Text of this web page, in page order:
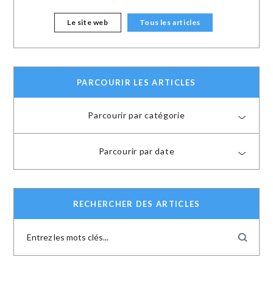
Le site web Tous les articles
PARCOURIR LES ARTICLES
Parcourir par catégorie
Parcourir par date
RECHERCHER DES ARTICLES